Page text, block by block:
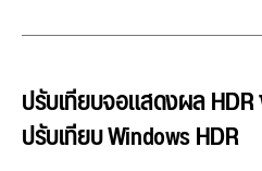
ปรับเทียบจอแสดงผล
ปรับเทียบ Windows HDR